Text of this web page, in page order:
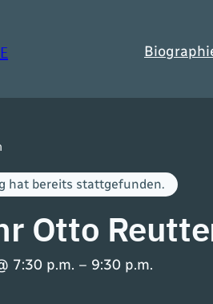
hat bereits stattgefunden.
Otto
7:30 p.m. – 9:30 p.m.